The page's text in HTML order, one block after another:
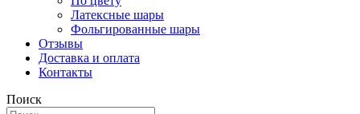
Латексные шары
Фольгированные шары
Отзывы
Доставка и оплата
Контакты
Поиск